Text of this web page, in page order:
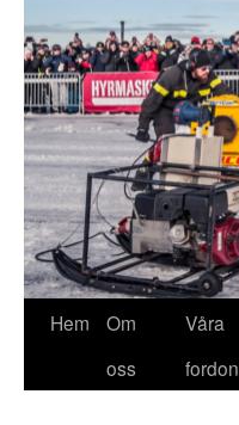
Hem
Om
oss
Våra
fordon